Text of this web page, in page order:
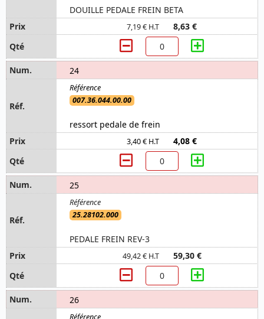
DOUILLE PEDALE FREIN BETA
7,19 € H.T 8,63 €
24
007.36.044.00.00
ressort pedale de frein
3,40 € H.T 4,08 €
25
25.28102.000
PEDALE FREIN REV-3
49,42 € H.T 59,30 €
26